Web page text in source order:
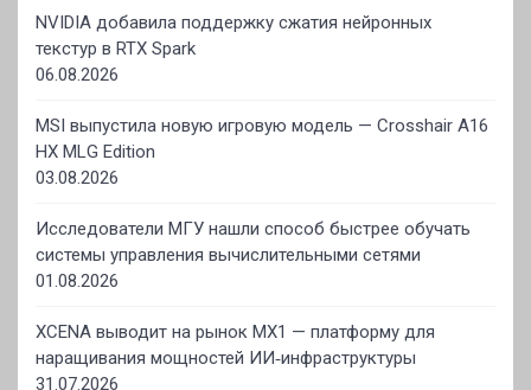
NVIDIA добавила поддержку сжатия нейронных
текстур в RTX Spark
06.08.2026
MSI выпустила новую игровую модель — Crosshair A16
HX MLG Edition
03.08.2026
Исследователи МГУ нашли способ быстрее обучать
системы управления вычислительными сетями
01.08.2026
XCENA выводит на рынок MX1 — платформу для
наращивания мощностей ИИ‑инфраструктуры
31.07.2026